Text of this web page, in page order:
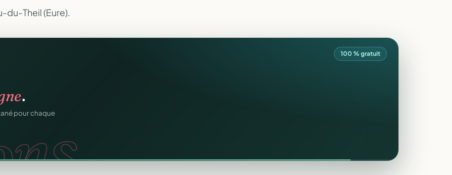
du-Theil (Eure).
100 % gratuit
membres.
— fini les
.
pour chaque